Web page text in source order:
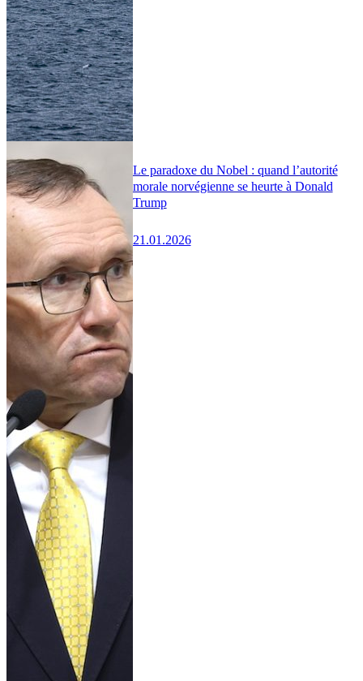
Le paradoxe du Nobel : quand l’autorité
morale norvégienne se heurte à Donald
Trump
21.01.2026